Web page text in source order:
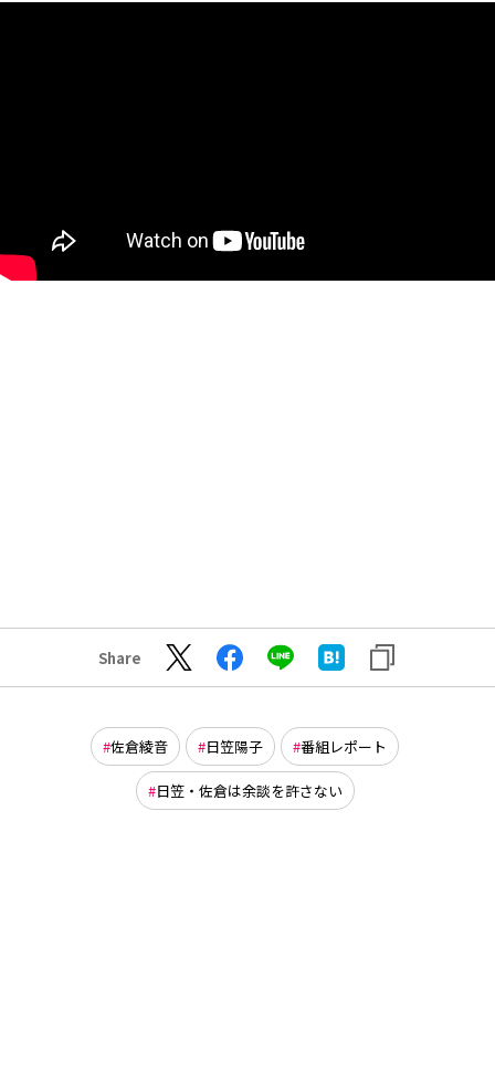
Share
佐倉綾音 日笠陽子 番組レポート
日笠・佐倉は余談を許さない